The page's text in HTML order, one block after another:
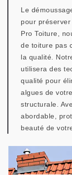
Le
pour
Pro Toiture,
de toiture pas
la qualité.
utilisera des
qualité pour
algues de
structurale.
abordable,
beauté de